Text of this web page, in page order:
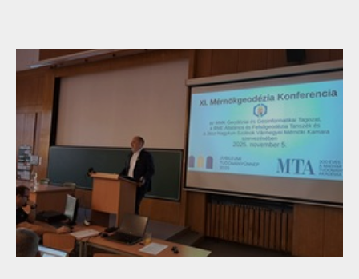
TOVÁBBKÉPZÉSEK
SZAKCSOPORTOK
ELNÖKSÉG
MUNKATERVEK, BESZÁMOLÓK
HATÁROZATOK
JOGSZABÁLYOK, SZABÁLYZATOK, SZABVÁNYOK